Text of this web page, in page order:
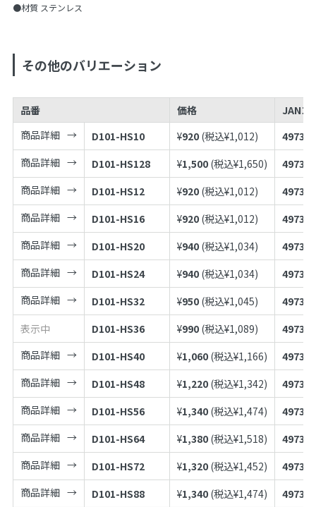
●材質 ステンレス
その他のバリエーション
品番 価格
JANコ
商品詳細
D101-HS10 ¥920 (税込¥1,012)
商品詳細
D101-HS128 ¥1,500 (税込¥1,650)
商品詳細
D101-HS12 ¥920 (税込¥1,012)
商品詳細
D101-HS16 ¥920 (税込¥1,012)
商品詳細
D101-HS20 ¥940 (税込¥1,034)
商品詳細
D101-HS24 ¥940 (税込¥1,034)
商品詳細
D101-HS32 ¥950 (税込¥1,045)
表示中
D101-HS36 ¥990 (税込¥1,089)
商品詳細
D101-HS40 ¥1,060 (税込¥1,166)
商品詳細
D101-HS48 ¥1,220 (税込¥1,342)
商品詳細
D101-HS56 ¥1,340 (税込¥1,474)
商品詳細
D101-HS64 ¥1,380 (税込¥1,518)
商品詳細
D101-HS72 ¥1,320 (税込¥1,452)
商品詳細
D101-HS88 ¥1,340 (税込¥1,474)